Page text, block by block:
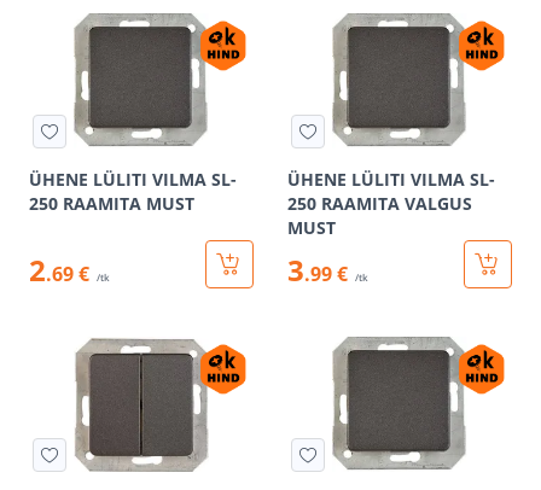
ÜHENE LÜLITI VILMA SL-
250 RAAMITA MUST
2.69 € /tk
ÜHENE LÜLITI VILMA SL-
250 RAAMITA VALGUS
MUST
3.99 € /tk